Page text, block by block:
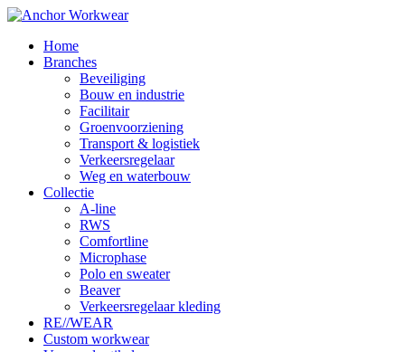
Home
Branches
Beveiliging
Bouw en industrie
Facilitair
Groenvoorziening
Transport & logistiek
Verkeersregelaar
Weg en waterbouw
Collectie
A-line
RWS
Comfortline
Microphase
Polo en sweater
Beaver
Verkeersregelaar kleding
RE//WEAR
Custom workwear